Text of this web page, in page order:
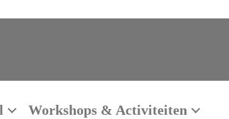
Workshops & Activiteiten